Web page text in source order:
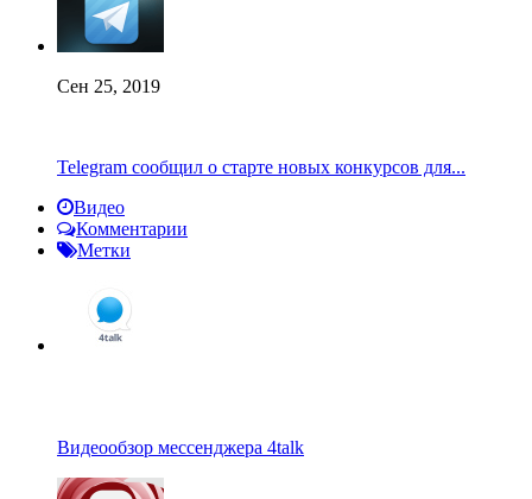
Сен 25, 2019
Telegram сообщил о старте новых конкурсов для...
Видео
Комментарии
Метки
Видеообзор мессенджера 4talk